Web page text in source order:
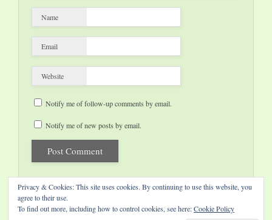
Name
Email
Website
Notify me of follow-up comments by email.
Notify me of new posts by email.
Privacy & Cookies: This site uses cookies. By continuing to use this website, you
agree to their use.
To find out more, including how to control cookies, see here:Cookie Policy